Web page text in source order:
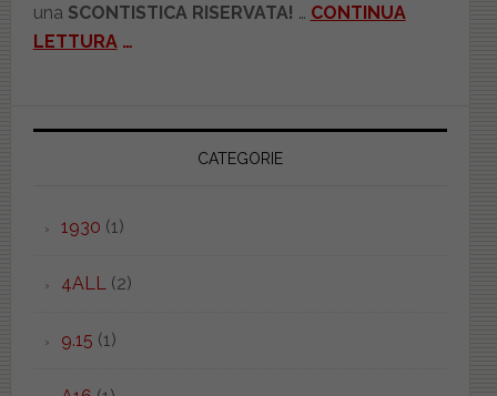
una SCONTISTICA RISERVATA! … CONTINUA
LETTURA …
CATEGORIE
1930 (1)
4ALL (2)
9.15 (1)